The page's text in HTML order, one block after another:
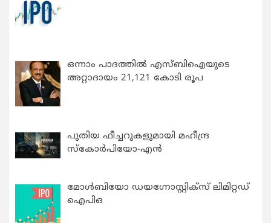
ഒന്നാം പാദത്തിൽ എസ്ബിഐയുടെ
അറ്റാദായം 21,121 കോടി രൂപ
പുതിയ ഫീച്ചറുകളുമായി മഹീന്ദ്ര
സ്കോർപിയോ-എൻ
മോൾബിയോ ഡയഗ്നോസ്റ്റിക്സ് ലിമിറ്റഡ്
ഐപിഒ